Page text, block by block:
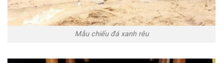
Mẫu chiếu đá xanh rêu